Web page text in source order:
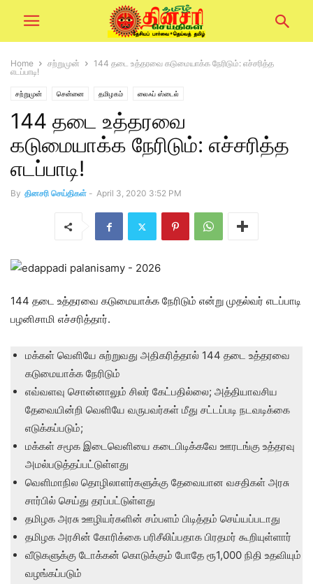
Home சற்றுமுன்
144 தடை உத்தரவை கடுமையாக்க நேரிடும்: எச்சரித்த
எடப்பாடி!
சற்றுமுன் சென்னை தமிழகம் லைஃப் ஸ்டைல்
144 தடை உத்தரவை
கடுமையாக்க நேரிடும்: எச்சரித்த
எடப்பாடி!
By தினசரி செய்திகள் - April 3, 2020 3:52 PM
144 தடை உத்தரவை கடுமையாக்க நேரிடும் என்று முதல்வர் எடப்பாடி
பழனிசாமி எச்சரித்தார்.
மக்கள் வெளியே சுற்றுவது அதிகரித்தால் 144 தடை உத்தரவை
கடுமையாக்க நேரிடும்
எவ்வளவு சொன்னாலும் சிலர் கேட்பதில்லை; அத்தியாவசிய
தேவையின்றி வெளியே வருபவர்கள் மீது சட்டப்படி நடவடிக்கை
எடுக்கப்படும்;
மக்கள் சமூக இடைவெளியை கடைபிடிக்கவே ஊரடங்கு உத்தரவு
அமல்படுத்தப்பட்டுள்ளது
வெளிமாநில தொழிலாளர்களுக்கு தேவையான வசதிகள் அரசு
சார்பில் செய்து தரப்பட்டுள்ளது
தமிழக அரசு ஊழியர்களின் சம்பளம் பிடித்தம் செய்யப்படாது
தமிழக அரசின் கோரிக்கை பரிசீலிப்பதாக பிரதமர் கூறியுள்ளார்
வீடுகளுக்கு டோக்கன் கொடுக்கும் போதே ரூ1,000 நிதி உதவியும்
வழங்கப்படும்